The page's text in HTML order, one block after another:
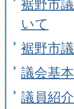
裾野市
いて
裾野市
議会基
議員紹介